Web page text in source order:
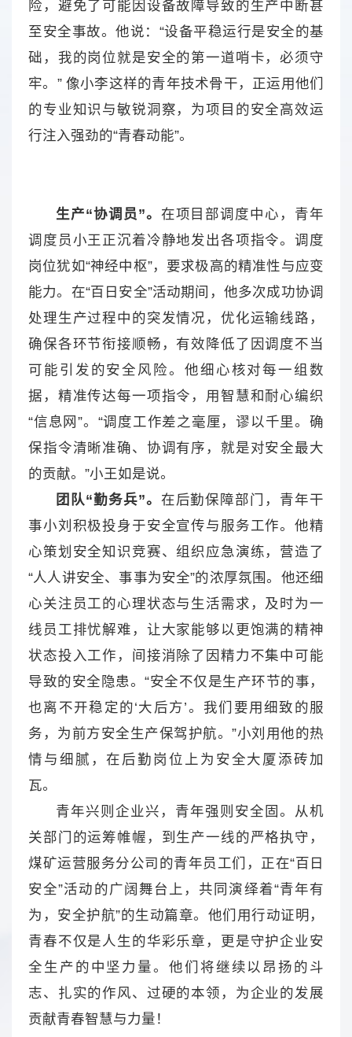
险，避免了可能因设备故障导致的生产中断甚
至安全事故。他说：“设备平稳运行是安全的基
础，我的岗位就是安全的第一道哨卡，必须守
牢。” 像小李这样的青年技术骨干，正运用他们
的专业知识与敏锐洞察，为项目的安全高效运
行注入强劲的“青春动能”。
生产“协调员”。 在项目部调度中心，青年
调度员小王正沉着冷静地发出各项指令。调度
岗位犹如“神经中枢”，要求极高的精准性与应变
能力。在“百日安全”活动期间，他多次成功协调
处理生产过程中的突发情况，优化运输线路，
确保各环节衔接顺畅，有效降低了因调度不当
可能引发的安全风险。他细心核对每一组数
据，精准传达每一项指令，用智慧和耐心编织
“信息网”。“调度工作差之毫厘，谬以千里。确
保指令清晰准确、协调有序，就是对安全最大
的贡献。”小王如是说。
团队“勤务兵”。 在后勤保障部门，青年干
事小刘积极投身于安全宣传与服务工作。他精
心策划安全知识竞赛、组织应急演练，营造了
“人人讲安全、事事为安全”的浓厚氛围。他还细
心关注员工的心理状态与生活需求，及时为一
线员工排忧解难，让大家能够以更饱满的精神
状态投入工作，间接消除了因精力不集中可能
导致的安全隐患。“安全不仅是生产环节的事，
也离不开稳定的‘大后方’。我们要用细致的服
务，为前方安全生产保驾护航。”小刘用他的热
情与细腻，在后勤岗位上为安全大厦添砖加
瓦。
青年兴则企业兴，青年强则安全固。从机
关部门的运筹帷幄，到生产一线的严格执守，
煤矿运营服务分公司的青年员工们，正在“百日
安全”活动的广阔舞台上，共同演绎着“青年有
为，安全护航”的生动篇章。他们用行动证明，
青春不仅是人生的华彩乐章，更是守护企业安
全生产的中坚力量。他们将继续以昂扬的斗
志、扎实的作风、过硬的本领，为企业的发展
贡献青春智慧与力量！